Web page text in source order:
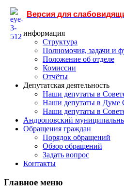
Версия для
информация
Структура
Полномочия, задачи и
Положение об отделе
Комиссии
Отчёты
Депутатская деятельность
Наши депутаты в
Наши депутаты в Думе
Наши депутаты в
Андроповский
Обращения граждан
Порядок обращений
Обзор обращений
Задать вопрос
Контакты
Главное меню